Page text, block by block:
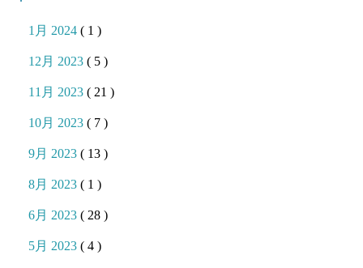
1月 2024( 1 )
12月 2023( 5 )
11月 2023( 21 )
10月 2023( 7 )
9月 2023( 13 )
8月 2023( 1 )
6月 2023( 28 )
5月 2023( 4 )